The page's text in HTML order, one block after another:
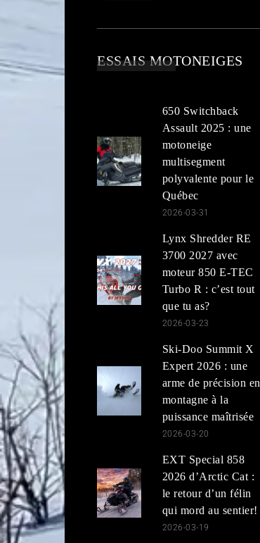
ESSAIS MOTONEIGES
650 Switchback
Assault 2025 : une
motoneige
multisegment
polyvalente pour le
Québec
2026-03-31
Lynx Shredder RE
3700 2027 avec
moteur 850 E-TEC
Turbo R : c’est tout
que tu as?
2026-03-23
Ski-Doo Summit X
Expert 2026 : une
arme de précision en
montagne à la
puissance maîtrisée
2026-03-20
EXT Special 858
2026 d’Arctic Cat :
le retour d’un félin
qui mord au sentier!
2026-03-19